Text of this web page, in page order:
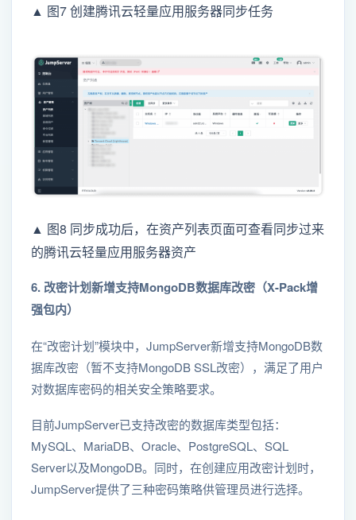
▲ 图7 创建腾讯云轻量应用服务器同步任务
▲ 图8 同步成功后，在资产列表页面可查看同步过来
的腾讯云轻量应用服务器资产
6. 改密计划新增支持MongoDB数据库改密（X-Pack增
强包内）
在“改密计划”模块中，JumpServer新增支持MongoDB数
据库改密（暂不支持MongoDB SSL改密），满足了用户
对数据库密码的相关安全策略要求。
目前JumpServer已支持改密的数据库类型包括：
MySQL、MariaDB、Oracle、PostgreSQL、SQL
Server以及MongoDB。同时，在创建应用改密计划时，
JumpServer提供了三种密码策略供管理员进行选择。